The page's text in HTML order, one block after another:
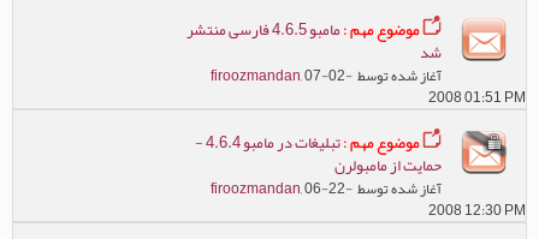
موضوع مهم : مامبو 4.6.5 فارسی منتشر
شد
آغاز شده توسط firoozmandan, 07-02-
2008 01:51 PM
موضوع مهم : تبلیغات در مامبو 4.6.4 -
حمایت از مامبولرن
آغاز شده توسط firoozmandan, 06-22-
2008 12:30 PM